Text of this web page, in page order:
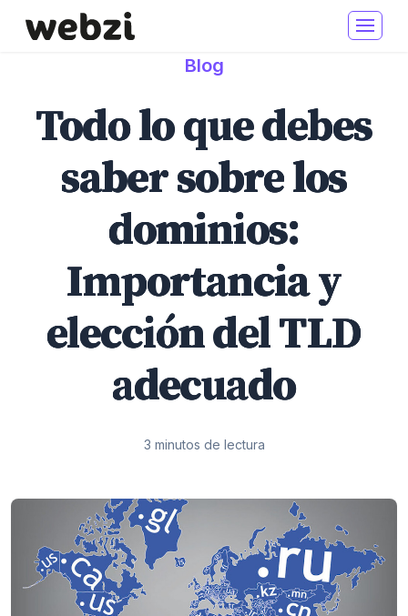
Blog
Todo lo que debes
saber sobre los
dominios:
Importancia y
elección del TLD
adecuado
3 minutos de lectura